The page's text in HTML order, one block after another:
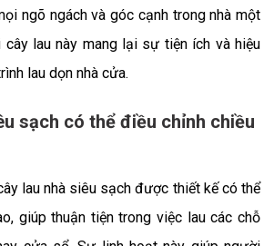
ngõ ngách và góc cạnh trong nhà một
cây lau này mang lại sự tiện ích và hiệu
lau dọn nhà cửa.
sạch có thể điều chỉnh chiều
lau nhà siêu sạch được thiết kế có thể
giúp thuận tiện trong việc lau các chỗ